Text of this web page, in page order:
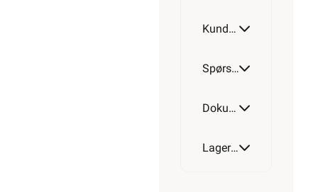
Kundeomtale
Spørsmål og svar
Dokumentasjon
Lagerstatus